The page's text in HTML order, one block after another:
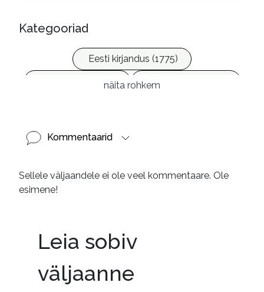
Kategooriad
Eesti kirjandus (1775)
Ilukirjandus (4257)
Vabakasutus (423)
näita rohkem
Kommentaarid
Sellele väljaandele ei ole veel kommentaare. Ole
esimene!
Leia sobiv
väljaanne